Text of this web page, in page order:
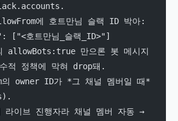
에 호트만님 슬랙 ID 박아:
["<호트만님_슬랙_ID>"]
적 정책에 막혀 drop돼.